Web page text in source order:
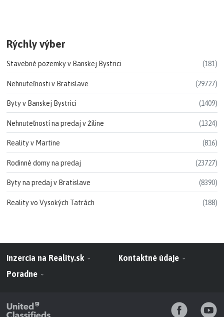
Rýchly výber
Stavebné pozemky v Banskej Bystrici (181)
Nehnuteľnosti v Bratislave (29727)
Byty v Banskej Bystrici (1409)
Nehnuteľností na predaj v Žiline (1324)
Reality v Martine (816)
Rodinné domy na predaj (23727)
Byty na predaj v Bratislave (8390)
Reality vo Vysokých Tatrách (188)
Inzercia na Reality.sk
Kontaktné údaje
Poradne